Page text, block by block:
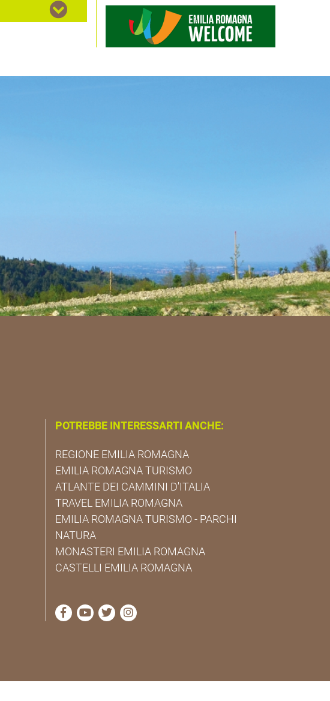
POTREBBE INTERESSARTI ANCHE:
REGIONE EMILIA ROMAGNA
EMILIA ROMAGNA TURISMO
ATLANTE DEI CAMMINI D'ITALIA
TRAVEL EMILIA ROMAGNA
EMILIA ROMAGNA TURISMO - PARCHI
NATURA
MONASTERI EMILIA ROMAGNA
CASTELLI EMILIA ROMAGNA
visita la pagina Facebook di Cammini Emilia-Romagna
visita la pagina YouTube di Cammini Emilia-
visita la pagina Twitter di Cammini Emilia-
visita la pagina Instagram di Cammini